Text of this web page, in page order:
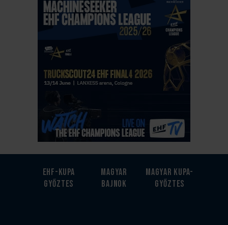
EHF-Kupa
győztes
Magyar
bajnok
Magyar kupa-
győztes